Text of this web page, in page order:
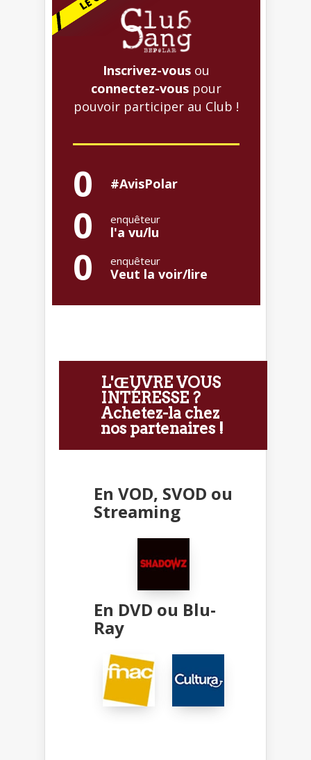
Inscrivez-vous ou
connectez-vous pour
pouvoir participer au Club !
0 #AvisPolar
0 enquêteur
l'a vu/lu
0 enquêteur
Veut la voir/lire
L'ŒUVRE VOUS
INTÉRESSE ?
Achetez-la chez
nos partenaires !
En VOD, SVOD ou
Streaming
En DVD ou Blu-
Ray